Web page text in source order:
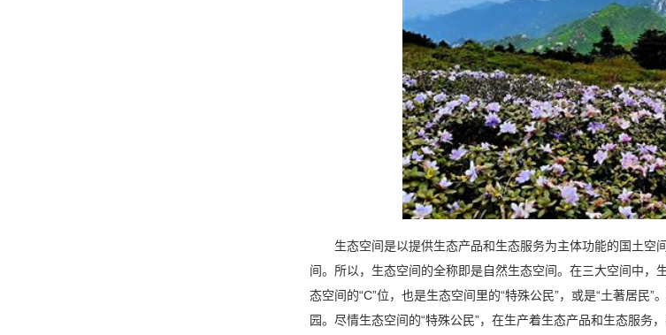
生态空间是以提供生态产品和生态服务为主体功能的国土空
间。所以，生态空间的全称即是自然生态空间。在三大空间中，
态空间的“C”位，也是生态空间里的“特殊公民”，或是“土著居民
园。尽情生态空间的“特殊公民”，在生产着生态产品和生态服务